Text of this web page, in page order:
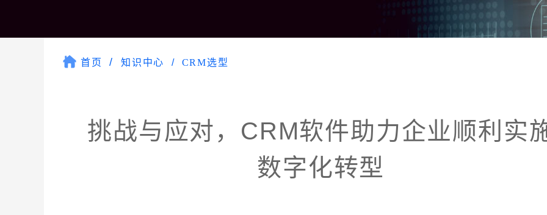
首页 知识中心 CRM选型
挑战与应对，CRM软件助力企业顺利实
数字化转型